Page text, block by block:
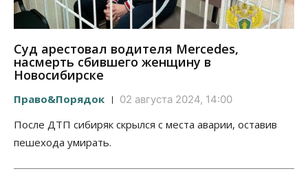
Суд арестовал водителя Mercedes,
насмерть сбившего женщину в
Новосибирске
Право&Порядок 02 августа 2024, 14:00
После ДТП сибиряк скрылся с места аварии, оставив
пешехода умирать.